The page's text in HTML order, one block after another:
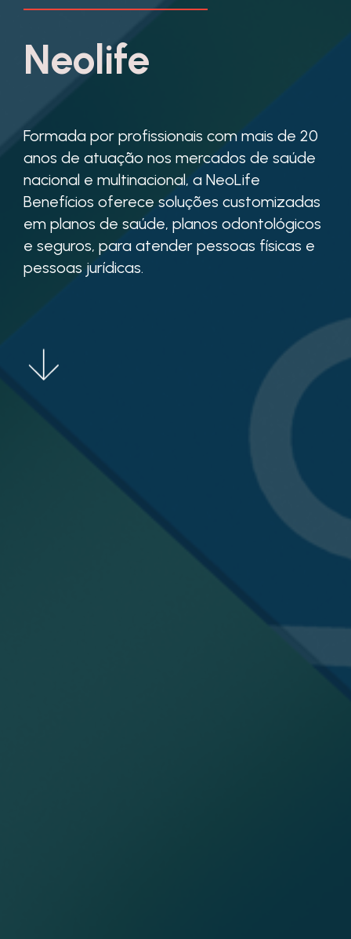
Neolife
Formada por profissionais com mais de 20
anos de atuação nos mercados de saúde
nacional e multinacional, a NeoLife
Benefícios oferece soluções customizadas
em planos de saúde, planos odontológicos
e seguros, para atender pessoas físicas e
pessoas jurídicas.